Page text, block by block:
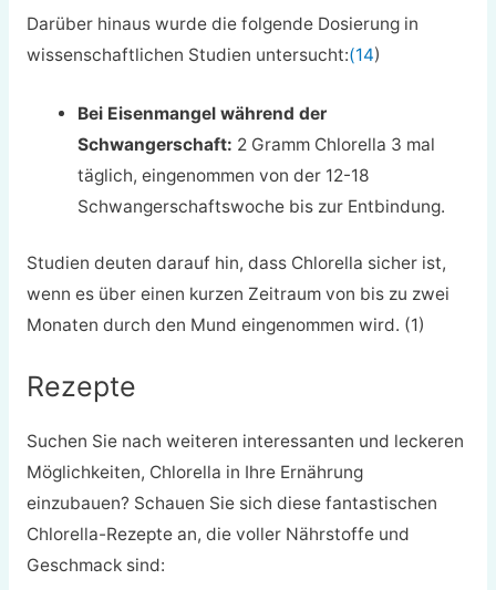
Darüber hinaus wurde die folgende Dosierung in
wissenschaftlichen Studien untersucht:(14)
Bei Eisenmangel während der
Schwangerschaft: 2 Gramm Chlorella 3 mal
täglich, eingenommen von der 12-18
Schwangerschaftswoche bis zur Entbindung.
Studien deuten darauf hin, dass Chlorella sicher ist,
wenn es über einen kurzen Zeitraum von bis zu zwei
Monaten durch den Mund eingenommen wird. (1)
Rezepte
Suchen Sie nach weiteren interessanten und leckeren
Möglichkeiten, Chlorella in Ihre Ernährung
einzubauen? Schauen Sie sich diese fantastischen
Chlorella-Rezepte an, die voller Nährstoffe und
Geschmack sind: